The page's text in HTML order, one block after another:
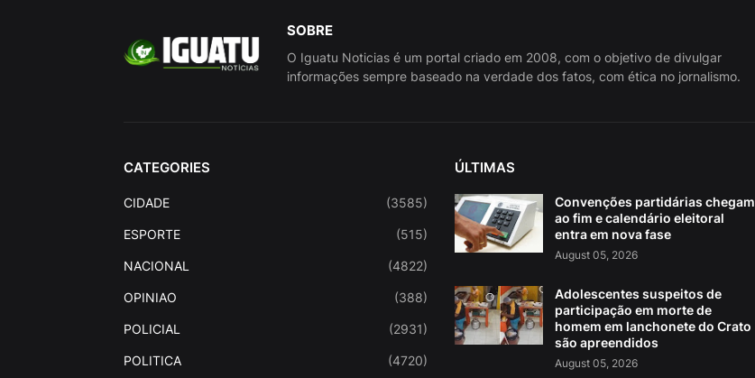
SOBRE
O Iguatu Noticias é um portal criado em 2008, com o objetivo de divulgar
informações sempre baseado na verdade dos fatos, com ética no jornalismo.
CATEGORIES
CIDADE (3585)
ESPORTE (515)
NACIONAL (4822)
OPINIAO (388)
POLICIAL (2931)
POLITICA (4720)
ÚLTIMAS
Convenções partidárias chegam
ao fim e calendário eleitoral
entra em nova fase
August 05, 2026
Adolescentes suspeitos de
participação em morte de
homem em lanchonete do Crato
são apreendidos
August 05, 2026